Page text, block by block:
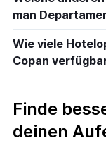
man
Wie viele
Copan
Finde
deinen